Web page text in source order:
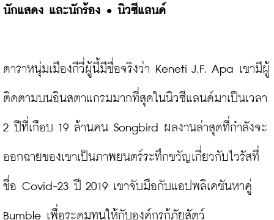
นักแสดง และนักร้อง • นิวซีแลนด์
ดาราหนุ่มเมืองกีวี่ผู้นี้มีชื่อจริงว่า Keneti J.F. Apa เขามีผู้
ติดตามบนอินสตาแกรมมากที่สุดในนิวซีแลนด์มาเป็นเวลา
2 ปีที่เกือบ 19 ล้านคน Songbird ผลงานล่าสุดที่กำลังจะ
ออกฉายของเขาเป็นภาพยนตร์ระทึกขวัญเกี่ยวกับไวรัสที่
ชื่อ Covid-23 ปี 2019 เขาจับมือกับแอปพลิเคชันหาคู่
Bumble เพื่อระดมทุนให้กับองค์กรกู้ภัยสัตว์